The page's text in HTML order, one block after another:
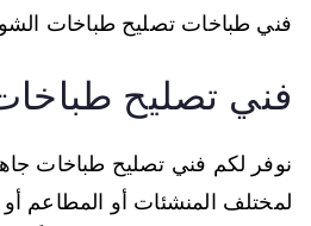
فني طباخات تصليح طباخات
فني تصليح
نوفر لكم فني تصليح طباخات
لمختلف المنشئات أو المطاعم أو